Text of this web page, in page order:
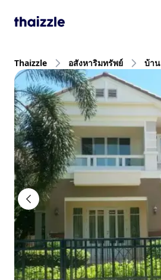
Thaizzle อสังหาริมทรัพย์ บ้าน